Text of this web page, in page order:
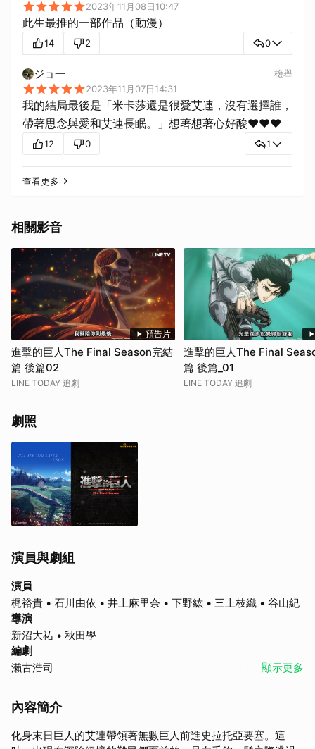
2023年11月08日10:47
此生最推的一部作品（動漫）
14 2 0
ジョ一
2023年11月07日14:31
檢舉
我的結局最後是「米卡莎還是很愛艾連，沒有選擇誰，
帶著思念與愛和艾連長眠。」想著想著心好酸❤️❤️❤️
12 0 1
查看更多
相關影音
預告片
進擊的巨人The Final Season完結
篇 後篇02
LINE TODAY 追劇
進擊的巨人The Final
篇 後篇_01
LINE TODAY 追劇
劇照
演員與劇組
演員
梶裕貴 • 石川由依 • 井上麻里奈 • 下野紘 • 三上枝織 • 谷山紀
章
導演
新沼大祐 • 秋田學
編劇
瀨古浩司
顯示更多
內容簡介
化身末日巨人的艾連帶領著無數巨人前進史拉托亞要塞。這